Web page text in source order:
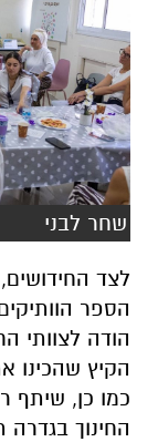
שחר לבני
לצד
הספר
הודה לצוותי
הקיץ שהכינו
כמו כן, שיתף
החינוך